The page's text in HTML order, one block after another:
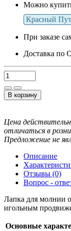
Можно
Красный
При заказе
Доставка по
В корзину
Цена
отличаться в
Предложение не
Описание
Отзывы (0)
Вопрос -
Лапка для молнии
игольным
Основные